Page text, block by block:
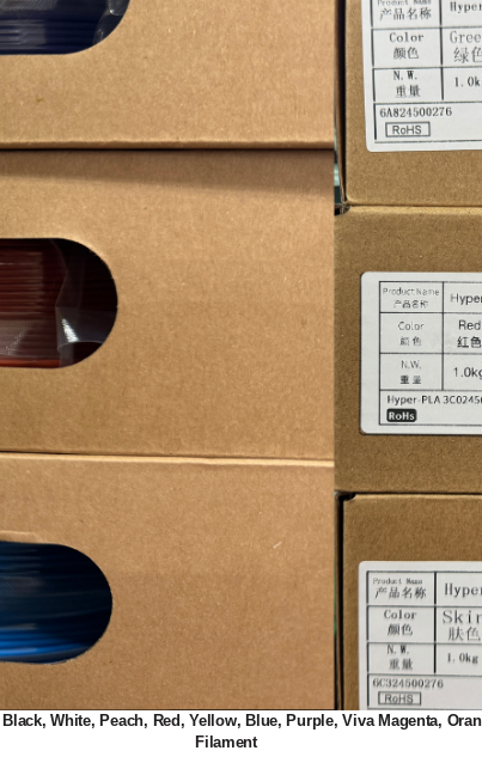
White, Peach, Red, Yellow, Blue, Purple, Viva Magenta,
Filament